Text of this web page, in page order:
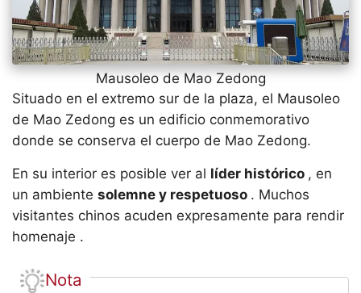
Mausoleo de Mao Zedong
Situado en el extremo sur de la plaza, el Mausoleo
de Mao Zedong es un edificio conmemorativo
donde se conserva el cuerpo de Mao Zedong.
En su interior es posible ver al líder histórico , en
un ambiente solemne y respetuoso . Muchos
visitantes chinos acuden expresamente para rendir
homenaje .
Nota